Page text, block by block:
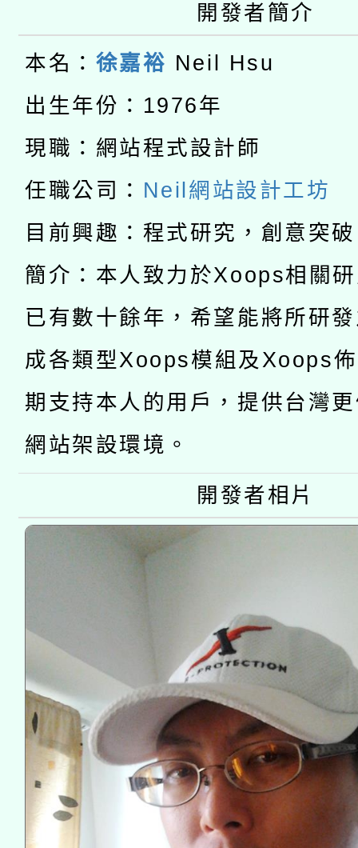
動」
開 智慧啟航」
本校115學年度第2次
招甄選結果公告(無人
招)
適應運動共學行動站研
本館辦理115年度閱讀
暨閱讀推動專業研習
科技賦能─人工智慧
礎課程
A3數位素養講師名單
「數位內容與教學軟體
pilot」
有關大陸委員會函釋公
薪期間赴陸應申請許可
轉知經濟部水利署委託
業技術研究院辦理「
用水績優單位及節水達
動」
115年8月22日(星期六
桃園市孔廟祈福系列
開 智慧啟航」
2026年桃園地景藝術
開發者簡介
本名： 徐嘉裕 Neil Hsu
出生年份：1976年
現職：網站程式設計師
任職公司： Neil網站設計工坊
目前興趣：程式研究，創意突
簡介：本人致力於Xoops相關
已有數十餘年，希望能將所研
成各類型Xoops模組及Xoops
期支持本人的用戶，提供台灣
網站架設環境。
開發者相片